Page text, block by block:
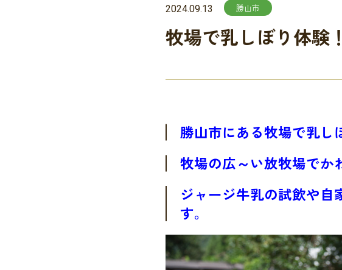
2024.09.13 勝山市
牧場で乳しぼり体験！
勝山市にある牧場で乳し
牧場の広～い放牧場でか
ジャージ牛乳の試飲や自
す。